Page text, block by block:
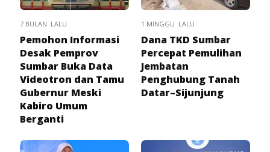
7 BULAN LALU
Pemohon Informasi
Desak Pemprov
Sumbar Buka Data
Videotron dan Tamu
Gubernur Meski
Kabiro Umum
Berganti
1 MINGGU LALU
Dana TKD Sumbar
Percepat Pemulihan
Jembatan
Penghubung Tanah
Datar–Sijunjung